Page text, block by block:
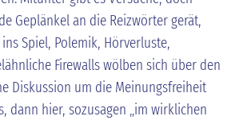
Geplänkel an die Reizwörter gerät,
Spiel, Polemik, Hörverluste,
Firewalls wölben sich über den
Diskussion um die Meinungsfreiheit
dann hier, sozusagen „im wirklichen